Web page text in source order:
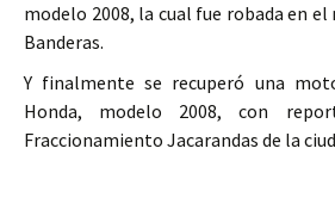
modelo 2008, la cual fue robada en el
Banderas.
Y finalmente se recuperó una
Honda, modelo 2008, con
Fraccionamiento Jacarandas de la